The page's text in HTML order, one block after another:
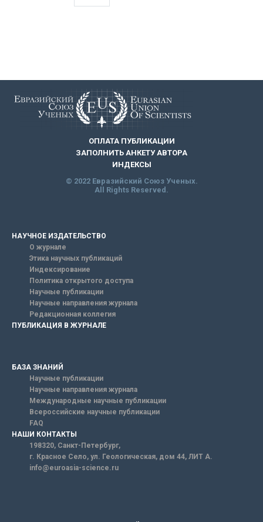
ОПЛАТА ПУБЛИКАЦИИ
ЗАПОЛНИТЬ АНКЕТУ АВТОРА
ИНДЕКСЫ
© 2022 Евразийский Союз Ученых.
All Rights Reserved.
НАУЧНОЕ ИЗДАТЕЛЬСТВО
О журнале
Этика научных публикаций
Индексирование
Политика открытого доступа
Научные публикации
Научные направления журнала
Редакционная коллегия
ПУБЛИКАЦИЯ В ЖУРНАЛЕ
БАЗА ЗНАНИЙ
Научные публикации
Научные направления журнала
Международные научные публикации
Всероссийские научные публикации
FAQ
НАШИ КОНТАКТЫ
198320, Санкт-Петербург,
г. Красное Село, ул. Геологическая, дом 44, ЛИТ А.
info@euroasia-science.ru